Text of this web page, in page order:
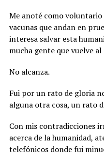
Me anoté como
vacunas que andan en
interesa salvar esta
mucha gente que vuelve
No alcanza.
Fui por un rato de gloria
alguna otra cosa, un rato
Con mis contradicciones
acerca de la humanidad,
telefónicos donde fui